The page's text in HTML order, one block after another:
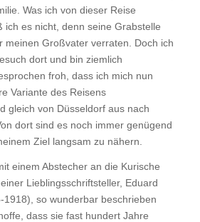
Was ich von dieser Reise
ich es nicht, denn seine Grabstelle
meinen Großvater verraten. Doch ich
dort und bin ziemlich
froh, dass ich mich nun
Variante des Reisens
gleich von Düsseldorf aus nach
dort sind es noch immer genügend
Ziel langsam zu nähern.
einem Abstecher an die Kurische
Lieblingsschriftsteller, Eduard
1918), so wunderbar beschrieben
dass sie fast hundert Jahre